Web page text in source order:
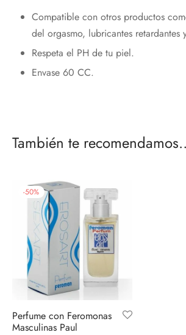
¡Hola!
Nos alegra que te esté gustando
Acepto política de
Compatible con otros productos
del orgasmo, lubricantes retardantes
Respeta el PH de tu piel.
Envase 60 CC.
También te
-50%
Perfume con Feromonas
Masculinas Paul